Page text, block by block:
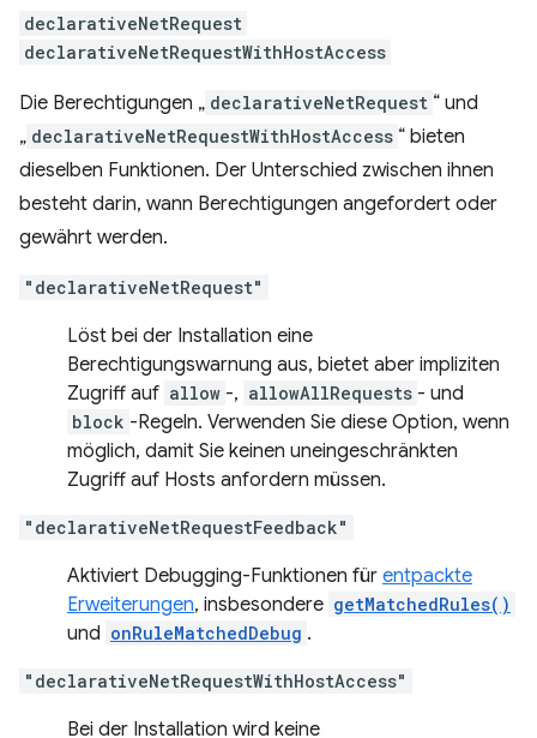
declarativeNetRequest
declarativeNetRequestWithHostAccess
Die Berechtigungen „ declarativeNetRequest “ und
„ declarativeNetRequestWithHostAccess “ bieten
dieselben Funktionen. Der Unterschied zwischen ihnen
besteht darin, wann Berechtigungen angefordert oder
gewährt werden.
"declarativeNetRequest"
Löst bei der Installation eine
Berechtigungswarnung aus, bietet aber impliziten
Zugriff auf allow -, allowAllRequests - und
block -Regeln. Verwenden Sie diese Option, wenn
möglich, damit Sie keinen uneingeschränkten
Zugriff auf Hosts anfordern müssen.
"declarativeNetRequestFeedback"
Aktiviert Debugging-Funktionen für entpackte
Erweiterungen, insbesondere getMatchedRules()
und onRuleMatchedDebug .
"declarativeNetRequestWithHostAccess"
Bei der Installation wird keine